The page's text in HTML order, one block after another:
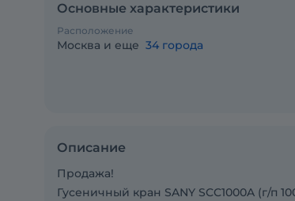
Основные характеристики
Расположение
Москва и еще 34 города
Описание
Продажа!
Гусеничный кран SANY SCC1000A (г/п